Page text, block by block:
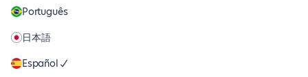
Português
日本語
Español